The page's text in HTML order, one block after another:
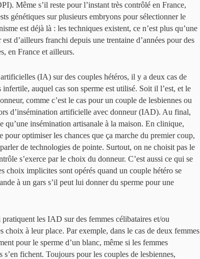
Même s’il reste pour l’instant très contrôlé en France,
génétiques sur plusieurs embryons pour sélectionner le
est déjà là : les techniques existent, ce n’est plus qu’une
d’ailleurs franchi depuis une trentaine d’années pour des
en France et ailleurs.
(IA) sur des couples hétéros, il y a deux cas de
infertile, auquel cas son sperme est utilisé. Soit il l’est, et le
comme c’est le cas pour un couple de lesbiennes ou
d’insémination artificielle avec donneur (IAD). Au final,
qu’une insémination artisanale à la maison. En clinique,
pour optimiser les chances que ça marche du premier coup,
de technologies de pointe. Surtout, on ne choisit pas le
s’exerce par le choix du donneur. C’est aussi ce qui se
choix implicites sont opérés quand un couple hétéro se
à un gars s’il peut lui donner du sperme pour une
les IAD sur des femmes célibataires et/ou
choix à leur place. Par exemple, dans le cas de deux femmes
pour le sperme d’un blanc, même si les femmes
s’en fichent. Toujours pour les couples de lesbiennes,